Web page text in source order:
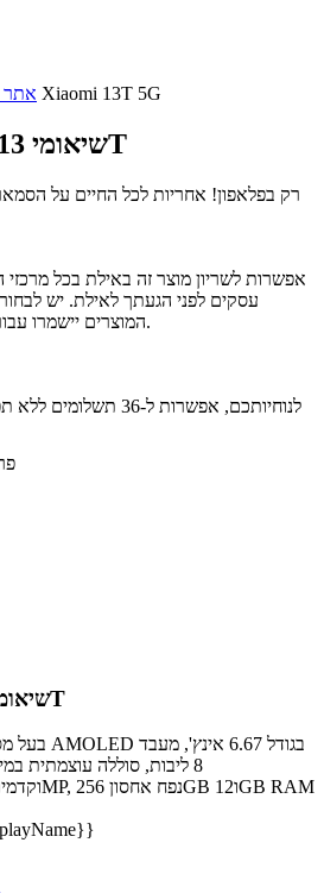
אתר Xiaomi 13T 5G
שיאומי 13T
רק בפלאפון! אחריות לכל החיים על
עסקים לפני הגעתך לאילת. יש
המוצרים יישמרו עבורך עד 3 ימים עסקים נוספים.
לנוחיותכם, אפשרות ל-
שיאומי 13T
8 ליבות, סוללה עוצמתית
50MP+50MP+12MP וקדמית 20MP, נפח אחסון 256GB ו12GB RAM